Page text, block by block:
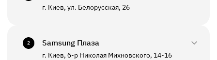
г. Киев, ул. Белорусская, 26
+380(44)458-3870
2 Samsung Плаза
г. Киев, б-р Николая Михновского, 14-16